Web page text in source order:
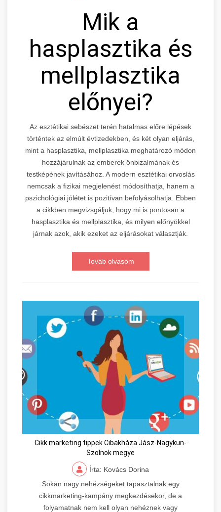
Mik a
hasplasztika és
mellplasztika
előnyei?
Az esztétikai sebészet terén hatalmas előre lépések
történtek az elmúlt évtizedekben, és két olyan eljárás,
mint a hasplasztika, mellplasztika meghatározó módon
hozzájárulnak az emberek önbizalmának és
testképének javításához. A modern esztétikai orvoslás
nemcsak a fizikai megjelenést módosíthatja, hanem a
pszichológiai jólétet is pozitívan befolyásolhatja. Ebben
a cikkben megvizsgáljuk, hogy mi is pontosan a
hasplasztika és mellplasztika, és milyen előnyökkel
járnak azok, akik ezeket az eljárásokat választják.
Továb olvasom
Cikk marketing tippek Cibakháza Jász-Nagykun-
Szolnok megye
Írta: Kovács Dorina
Sokan nagy nehézségeket tapasztalnak egy
cikkmarketing-kampány megkezdésekor, de a
folyamatnak nem kell olyan nehéznek vagy